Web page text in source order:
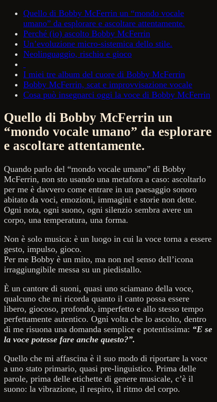
Quello di Bobby McFerrin un “mondo vocale
umano” da esplorare e ascoltare attentamente.
Perché (io) ascolto Bobby McFerrin
Un’evoluzione micro-sistemica dello stile.
Neolinguaggio, rischio e gioco
I miei tre album del cuore di Bobby McFerrin
Bobby McFerrin, scat e improvvisazione vocale
Cosa può insegnarci oggi la voce di Bobby McFerrin
Quello di Bobby McFerrin un
“mondo vocale umano” da esplorare
e ascoltare attentamente.
Quando parlo del “mondo vocale umano” di Bobby
McFerrin, non sto usando una metafora a caso: ascoltarlo
per me è davvero come entrare in un paesaggio sonoro
abitato da voci, emozioni, immagini e storie non dette.
Ogni nota, ogni suono, ogni silenzio sembra avere un
corpo, una temperatura, una forma.
Non è solo musica: è un luogo in cui la voce torna a essere
gesto, impulso, gioco.
Per me Bobby è un mito, ma non nel senso dell’icona
irraggiungibile messa su un piedistallo.
È un cantore di suoni, quasi uno sciamano della voce,
qualcuno che mi ricorda quanto il canto possa essere
libero, giocoso, profondo, imperfetto e allo stesso tempo
perfettamente autentico. Ogni volta che lo ascolto, dentro
di me risuona una domanda semplice e potentissima: “E se
la voce potesse fare anche questo?”.
Quello che mi affascina è il suo modo di riportare la voce
a uno stato primario, quasi pre-linguistico. Prima delle
parole, prima delle etichette di genere musicale, c’è il
suono: la vibrazione, il respiro, il ritmo del corpo.